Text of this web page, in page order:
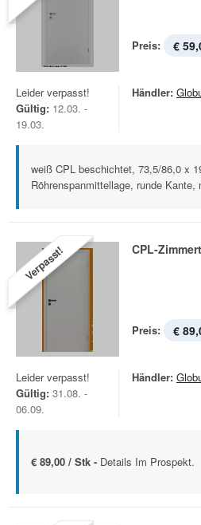
Preis: €
Leider verpasst!
Gültig: 12.03. -
19.03.
Händler:
weiß CPL beschichtet, 73,5/86,0 x
Röhrenspanmittellage, runde
Verpasst! CPL-
Preis: €
Leider verpasst!
Gültig: 31.08. -
06.09.
Händler:
€ 89,00 / Stk - Details Im Prospekt.